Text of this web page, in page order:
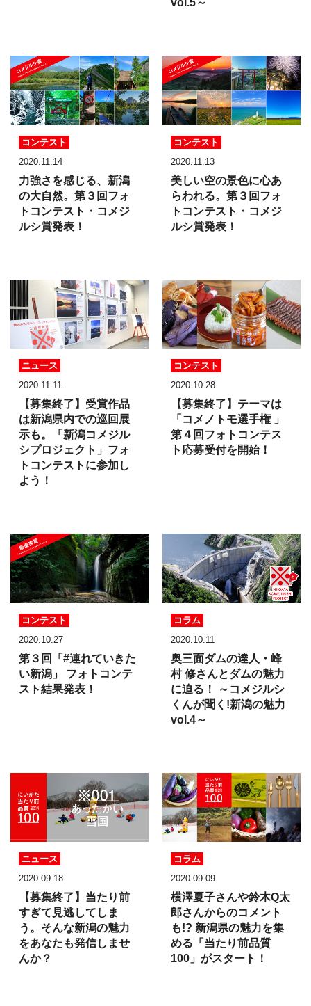
vol.5～
コンテスト
2020.11.14
力強さを感じる、新潟
の大自然。 第３回フォ
トコンテスト・ コメジ
ルシ賞発表！
コンテスト
2020.11.13
美しい空の景色に心あ
らわれる。 第３回フォ
トコンテスト・ コメジ
ルシ賞発表！
ニュース
2020.11.11
【募集終了】 受賞作品
は新潟県内での巡回展
示も。
「新潟コメジル
シプロジェクト」フォ
トコンテストに参加し
よう！
コンテスト
2020.10.28
【募集終了】 テーマは
「コメノトモ選手権 」
第４回フォトコンテス
ト応募受付を開始！
コンテスト
2020.10.27
第３回「#連れていきた
い新潟」 フォトコンテ
スト結果発表！
コラム
2020.10.11
奥三面ダムの達人・峰
村 修さんとダムの魅力
に迫る！
～コメジルシ
くんが聞く!新潟の魅力
vol.4～
ニュース
2020.09.18
【募集終了】 当たり前
すぎて見逃してしま
う。 そんな新潟の魅力
をあなたも発信しませ
んか？
コラム
2020.09.09
横澤夏子さんや鈴木Q太
郎さんからのコメント
も!? 新潟県の魅力を集
める 「当たり前品質
100」がスタート！